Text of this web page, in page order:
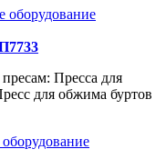
оборудование
Пресса для
для обжима буртов